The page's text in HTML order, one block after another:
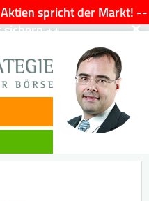
spricht der Markt! --
++
×